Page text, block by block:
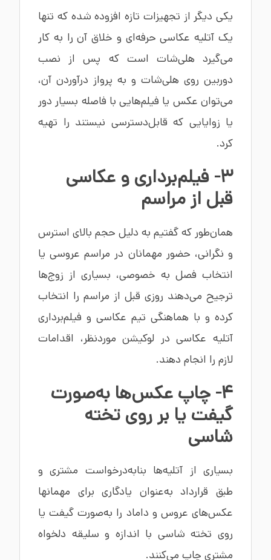
یکی دیگر از تجهیزات تازه افزوده شده که تنها
یک آتلیه عکاسی حرفه‌ای و خلاق آن را به کار
می‌گیرد هلی‌شات است که پس از نصب
دوربین روی هلی‌شات و به پرواز درآوردن آن،
می‌توان عکس یا فیلم‌هایی با فاصله بسیار دور
یا زوایایی که قابل‌دسترسی نیستند را تهیه
کرد.
3- فیلم‌برداری و عکاسی
قبل از مراسم
همان‌طور که گفتیم به دلیل حجم بالای استرس
و نگرانی، حضور مهمانان در مراسم عروسی یا
انتخاب فصل به خصوصی، بسیاری از زوج‌ها
ترجیح می‌دهند روزی قبل از مراسم را انتخاب
کرده و با هماهنگی تیم عکاسی و فیلم‌برداری
آتلیه عکاسی در لوکیشن موردنظر، اقدامات
لازم را انجام دهند.
4- چاپ عکس‌ها به‌صورت
گیفت یا بر روی تخته
شاسی
بسیاری از آتلیه‌ها بنابه‌درخواست مشتری و
طبق قرارداد به‌عنوان یادگاری برای مهمانها
عکس‌های عروس و داماد را به‌صورت گیفت یا
روی تخته شاسی با اندازه و سلیقه دلخواه
مشتری چاپ می‌کنند.